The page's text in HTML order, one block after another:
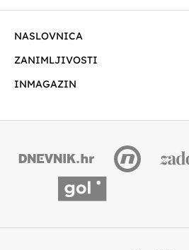
NASLOVNICA
ZANIMLJIVOSTI
INMAGAZIN